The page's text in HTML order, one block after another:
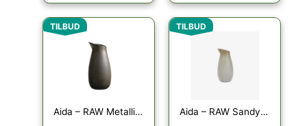
TILBUD
Aida – RAW Metallic Brown – vandkaraffel 1 stk
Den oprindelige pris var: 329.95kr..
Den aktuelle pris er: 240.00kr..
TILBUD
Aida – RAW Sandy Beige – vandkaraffel
Den oprindelige pris
Den